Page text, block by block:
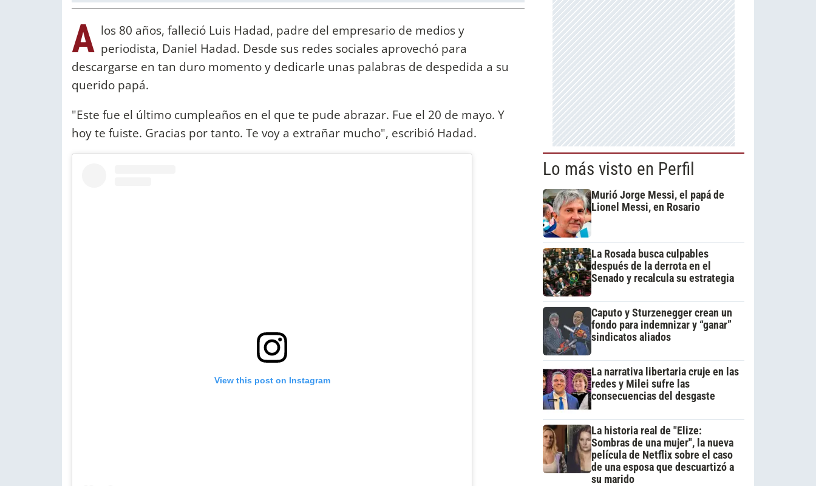
A los 80 años, falleció Luis Hadad, padre del empresario de medios y
periodista, Daniel Hadad. Desde sus redes sociales aprovechó para
descargarse en tan duro momento y dedicarle unas palabras de despedida a su
querido papá.
"Este fue el último cumpleaños en el que te pude abrazar. Fue el 20 de mayo. Y
hoy te fuiste. Gracias por tanto. Te voy a extrañar mucho", escribió Hadad.
View this post on Instagram
Lo más visto en Perfil
Murió Jorge Messi, el papá de
Lionel Messi, en Rosario
La Rosada busca culpables
después de la derrota en el
Senado y recalcula su estrategia
Caputo y Sturzenegger crean un
fondo para indemnizar y “ganar”
sindicatos aliados
La narrativa libertaria cruje en las
redes y Milei sufre las
consecuencias del desgaste
La historia real de "Elize:
Sombras de una mujer", la nueva
película de Netflix sobre el caso
de una esposa que descuartizó a
su marido